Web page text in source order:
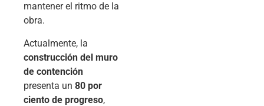
mantener el ritmo de la
obra.
Actualmente, la
construcción del muro
de contención
presenta un 80 por
ciento de progreso,